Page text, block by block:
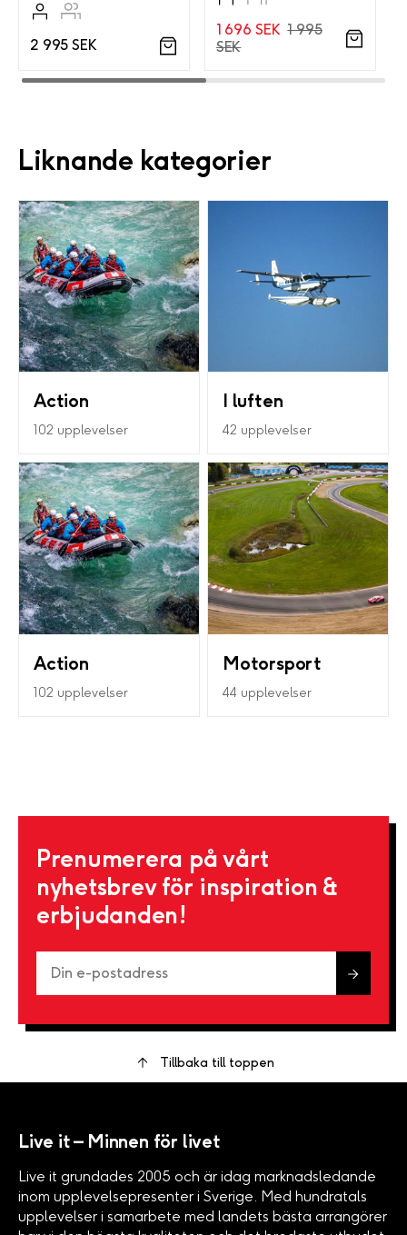
2 995 SEK
1 696 SEK 1 995
SEK
Liknande kategorier
Action
102 upplevelser
I luften
42 upplevelser
Action
102 upplevelser
Motorsport
44 upplevelser
Prenumerera på vårt
nyhetsbrev för inspiration &
erbjudanden!
Tillbaka till toppen
Live it – Minnen för livet
Live it grundades 2005 och är idag marknadsledande
inom upplevelsepresenter i Sverige. Med hundratals
upplevelser i samarbete med landets bästa arrangörer